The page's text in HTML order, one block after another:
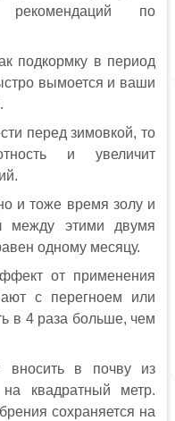
рекомендаций по
подкормку в период
вымоется и ваши
перед зимовкой, то
и увеличит
и тоже время золу и
между этими двумя
одному месяцу.
от применения
с перегноем или
в 4 раза больше, чем
вносить в почву из
квадратный метр.
сохраняется на